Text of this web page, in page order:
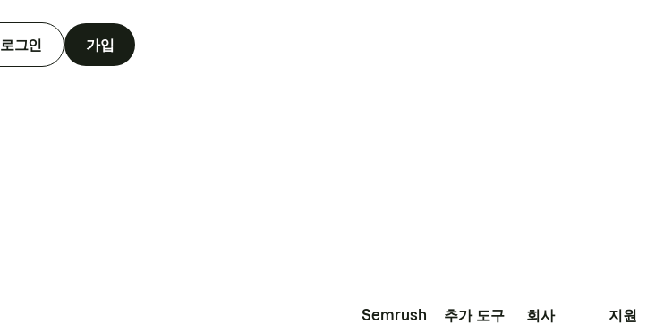
로그인 가입
Semrush 추가 도구 회사 지원